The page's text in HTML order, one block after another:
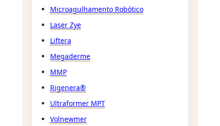
Microagulhamento Robótico
Laser Zye
Liftera
Megaderme
MMP
Rigenera®
Ultraformer MPT
Volnewmer